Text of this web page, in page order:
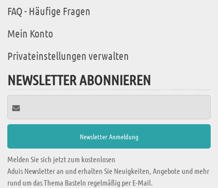
FAQ - Häufige Fragen
Mein Konto
Privateinstellungen verwalten
NEWSLETTER ABONNIEREN
Melden Sie sich jetzt zum kostenlosen
Aduis Newsletter an und erhalten Sie Neuigkeiten, Angebote und mehr
rund um das Thema Basteln regelmäßig per E-Mail.